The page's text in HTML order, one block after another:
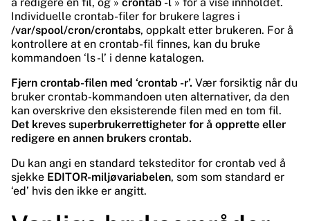
Individuelle crontab-filer for brukere lagres i
/var/spool/cron/crontabs, oppkalt etter brukeren. For å
kontrollere at en crontab-fil finnes, kan du bruke
kommandoen ‘ls -l’ i denne katalogen.
Fjern crontab-filen med ‘crontab -r’. Vær forsiktig når du
bruker crontab-kommandoen uten alternativer, da den
kan overskrive den eksisterende filen med en tom fil.
Det kreves superbrukerrettigheter for å opprette eller
redigere en annen brukers crontab.
Du kan angi en standard teksteditor for crontab ved å
sjekke EDITOR-miljøvariabelen, som som standard er
‘ed’ hvis den ikke er angitt.